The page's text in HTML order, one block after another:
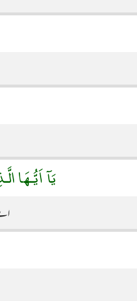
يَآ اَيُّـهَا